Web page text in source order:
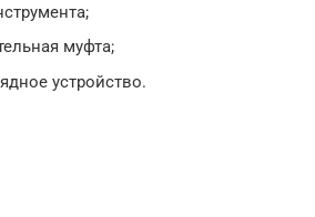
муфта;
устройство.